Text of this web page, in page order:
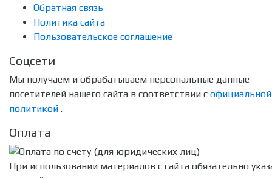
Обратная связь
Политика сайта
Пользовательское соглашение
Соцсети
Мы получаем и обрабатываем персональные данные
посетителей нашего сайта в соответствии с официальной
политикой .
Оплата
При использовании материалов с сайта обязательно